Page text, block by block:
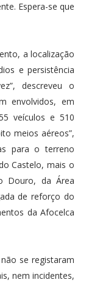
Espera-se que
a localização
e persistência
descreveu o
envolvidos, em
veículos e 510
meios aéreos”,
para o terreno
Castelo, mais o
Douro, da Área
de reforço do
da Afocelca
se registaram
nem incidentes,